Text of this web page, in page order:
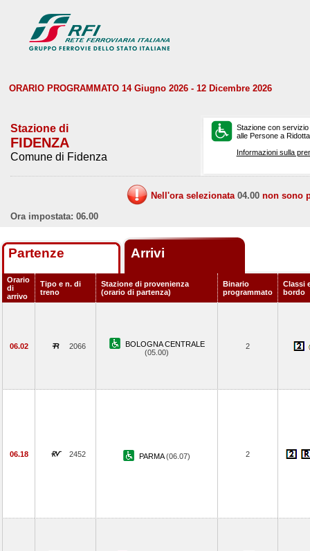
ORARIO PROGRAMMATO 14 Giugno 2026 - 12 Dicembre 2026
Stazione di
FIDENZA
Comune di Fidenza
Stazione con
alle Persone a
Informazioni sulla
Nell'ora selezionata 04.00 non sono
Ora impostata: 06.00
Partenze Arrivi
Orario
di
arrivo
Tipo e n. di
treno
Stazione di provenienza
(orario di partenza)
Binario
programmato
Classi
bordo
06.02 2066
BOLOGNA CENTRALE
(05.00)
2
06.18 2452 PARMA(06.07) 2